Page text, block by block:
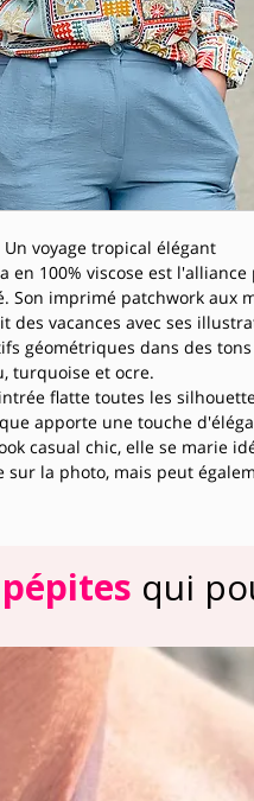
voyage tropical élégant
en 100% viscose est
Son imprimé patchwork aux
des vacances avec ses
géométriques dans des
turquoise et ocre.
flatte toutes les
apporte une touche
casual chic, elle se marie
la photo, mais peut
de votre garde-robe
originalité à tous vos looks.​​​​​​​​​​​​​​​​
qui